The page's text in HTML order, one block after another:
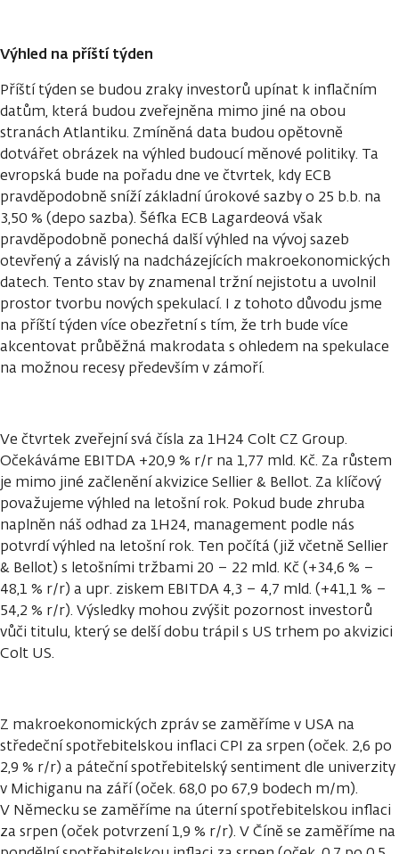
Výhled na příští týden
Příští týden se budou zraky investorů upínat k inflačním
datům, která budou zveřejněna mimo jiné na obou
stranách Atlantiku. Zmíněná data budou opětovně
dotvářet obrázek na výhled budoucí měnové politiky. Ta
evropská bude na pořadu dne ve čtvrtek, kdy ECB
pravděpodobně sníží základní úrokové sazby o 25 b.b. na
3,50 % (depo sazba). Šéfka ECB Lagardeová však
pravděpodobně ponechá další výhled na vývoj sazeb
otevřený a závislý na nadcházejících makroekonomických
datech. Tento stav by znamenal tržní nejistotu a uvolnil
prostor tvorbu nových spekulací. I z tohoto důvodu jsme
na příští týden více obezřetní s tím, že trh bude více
akcentovat průběžná makrodata s ohledem na spekulace
na možnou recesy především v zámoří.
Ve čtvrtek zveřejní svá čísla za 1H24 Colt CZ Group.
Očekáváme EBITDA +20,9 % r/r na 1,77 mld. Kč. Za růstem
je mimo jiné začlenění akvizice Sellier & Bellot. Za klíčový
považujeme výhled na letošní rok. Pokud bude zhruba
naplněn náš odhad za 1H24, management podle nás
potvrdí výhled na letošní rok. Ten počítá (již včetně Sellier
& Bellot) s letošními tržbami 20 – 22 mld. Kč (+34,6 % –
48,1 % r/r) a upr. ziskem EBITDA 4,3 – 4,7 mld. (+41,1 % –
54,2 % r/r). Výsledky mohou zvýšit pozornost investorů
vůči titulu, který se delší dobu trápil s US trhem po akvizici
Colt US.
Z makroekonomických zpráv se zaměříme v USA na
středeční spotřebitelskou inflaci CPI za srpen (oček. 2,6 po
2,9 % r/r) a páteční spotřebitelský sentiment dle univerzity
v Michiganu na září (oček. 68,0 po 67,9 bodech m/m).
V Německu se zaměříme na úterní spotřebitelskou inflaci
za srpen (oček potvrzení 1,9 % r/r). V Číně se zaměříme na